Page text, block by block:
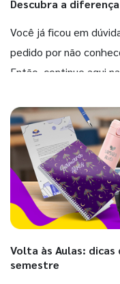
Descubra a
Você já ficou em
pedido por não
Então, continue aqui
Volta às Aulas:
semestre